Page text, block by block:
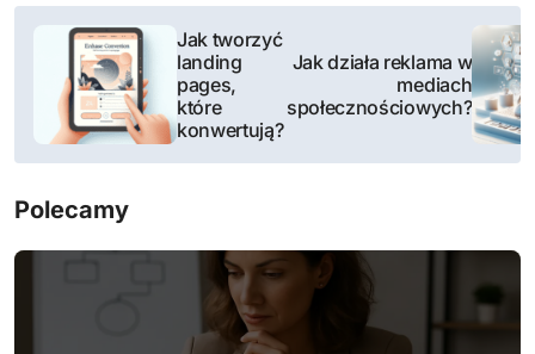
i
g
a
Jak tworzyć
landing
pages,
które
konwertują?
Jak działa reklama w
mediach
społecznościowych?
Polecamy